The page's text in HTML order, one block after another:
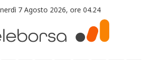
7 Agosto 2026, ore 04.24